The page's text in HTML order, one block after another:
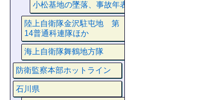
小松基地の墜落、事故年表
陸上自衛隊金沢駐屯地 第
14普通科連隊ほか
海上自衛隊舞鶴地方隊
防衛監察本部ホットライン
石川県